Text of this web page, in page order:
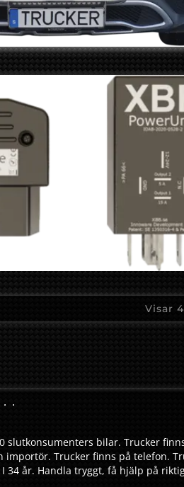
Visar 4
slutkonsumenters bilar. Trucker
Trucker finns på telefon.
34 år. Handla tryggt, få hjälp på